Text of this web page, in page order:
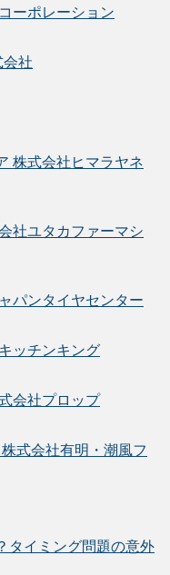
ーポレーション
社
株式会社ヒマラヤネ
社ユタカファーマシ
パンタイヤセンター
ッチンキング
会社プロップ
式会社有明・潮風フ
タイミング問題の意外